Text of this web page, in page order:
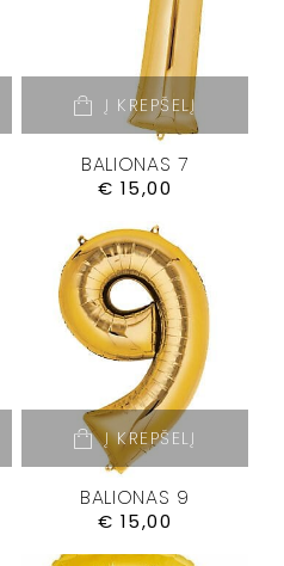
Į KREPŠELĮ
BALIONAS 7
€ 15,00
Į KREPŠELĮ
BALIONAS 9
€ 15,00